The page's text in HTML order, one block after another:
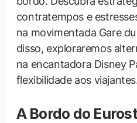
contratempos e
na movimentada Gare
disso, exploraremos
na encantadora Disney
flexibilidade aos
A Bordo do